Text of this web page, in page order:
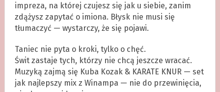
impreza, na której czujesz się jak u siebie, zanim
zdążysz zapytać o imiona. Błysk nie musi się
tłumaczyć — wystarczy, że się pojawi.
Taniec nie pyta o kroki, tylko o chęć.
Świt zastaje tych, którzy nie chcą jeszcze wracać.
Muzyką zajmą się Kuba Kozak & KARATE KNUR — set
jak najlepszy mix z Winampa — nie do przewinięcia,